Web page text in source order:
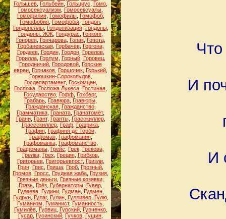
Голышев Гольбейн Гольциус Гомо
Гомосексуализм
Гомосексуалы
Гомофилия, Гомофилы, Гомофоб,
Гомофобия Гомофобы Гондон
Гондонеллы, Гондонизация, Гондоны,
Гондоны. ЖЖ Гондурас Гонконг,
Гонорея, Гончарова, Гопак, Гопота,
Горбаневская, Горбачёв, Горгона,
Гордеев, Гордин, Гордон, Горелов,
Горилла, Горлум Горный, Горовец,
Городничий Городовой Горские
евреи Горчаков Горшочек Горький
Горюшкин-Сорокопудов,
Госдепартамент, Госкомцен,
Госпожа Госпожа Лукеса Гостиная
Государство Гофф Гохберг,
Грабарь Гравюра Гравюры
Гражданская, Гражданство,
Грамматика Граната Гранатомёт,
Грани, Грант, Гранты, Грасскиллер,
Грассскиллер Граф Графика
Графин, Графиня де Торби,
Графоман, Графомания,
Графоманка, Графоманство,
Графоманы Грейс Грек Грекова
Грелка, Грех Греция, Грибков,
Григорьев, Григорьевпост, Гризли,
Грин Грис Гриша Гроб Грозный
Громов Гросс Грудная жаба Грузия
Грязные деньги Грязные козявки
Грязь Грёз Губернаторы Гувер
Гудеева, Гудини, Гудман, Гудмен,
Гудрун, Гулаг, Гулин, Гулливер, Гулю,
Гуманизм
Гуманист, Гуманность
Гумилёв, Гурвиц, Гурский, Гурченко,
Гусар Гусинский Гучков Гущин
И
И